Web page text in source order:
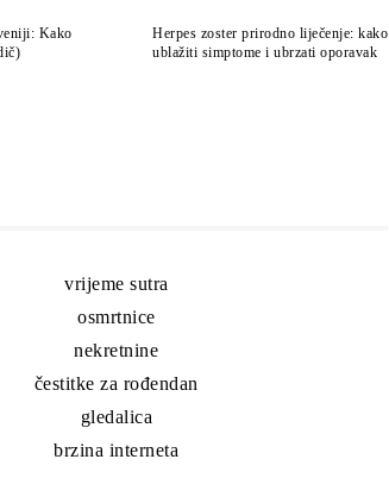
Kako
Herpes zoster prirodno liječenje: kako
ublažiti simptome i ubrzati oporavak
vrijeme sutra
osmrtnice
nekretnine
čestitke za rođendan
gledalica
brzina interneta